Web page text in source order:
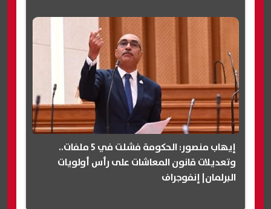
إيهاب منصور: الحكومة فشلت في 5 ملفات..
وتعديلات قانون المعاشات على رأس أولويات
البرلمان| إنفوجراف